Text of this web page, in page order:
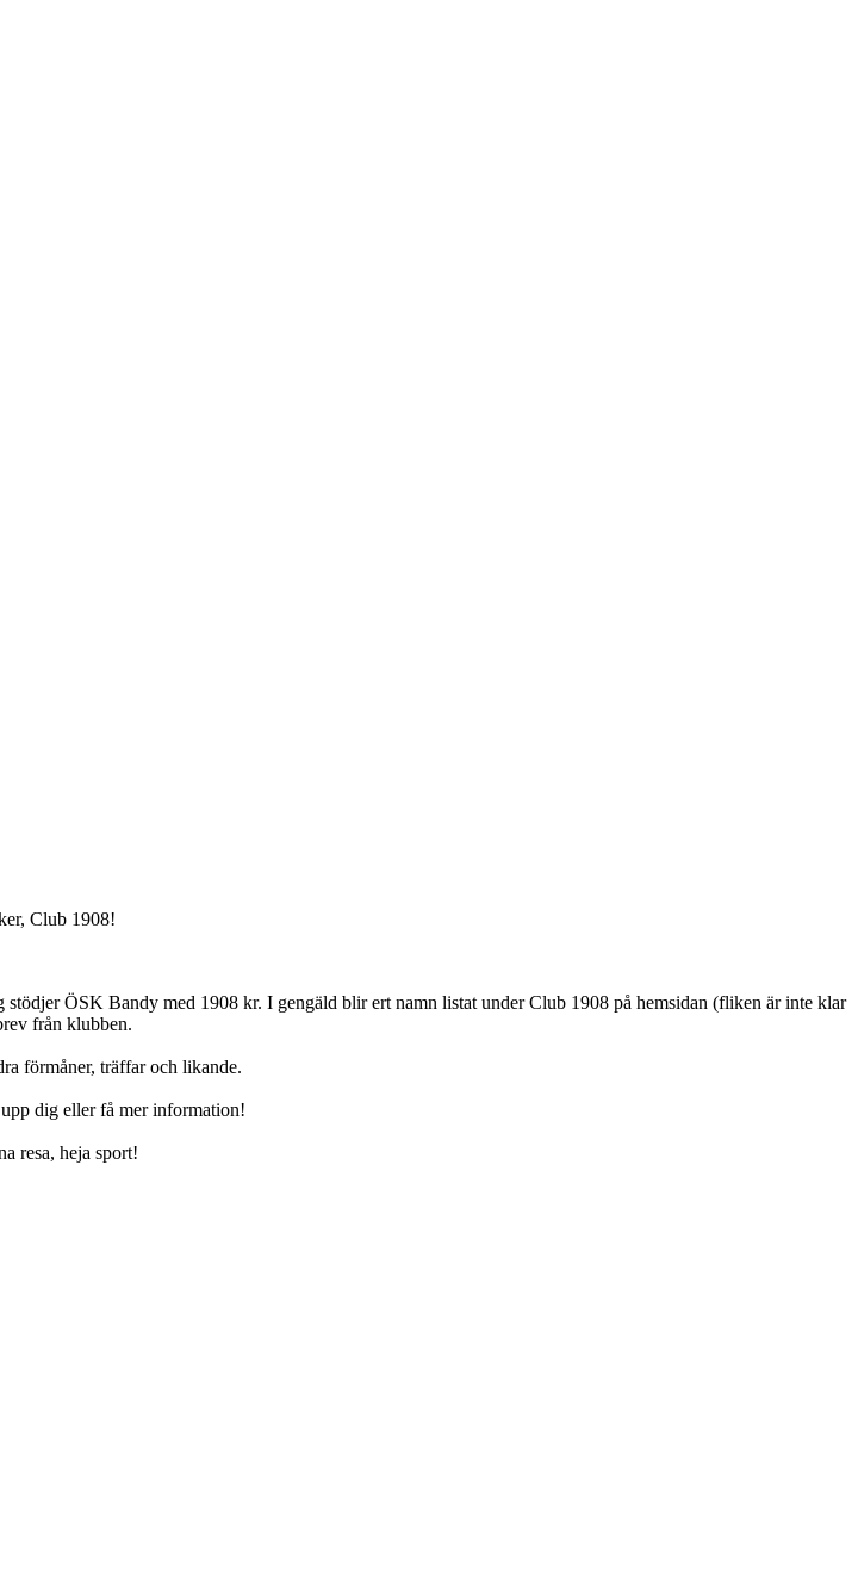
Club 1908!
ÖSK Bandy med 1908 kr. I gengäld blir ert namn listat under Club 1908 på hemsidan (fliken är inte klar
från klubben.
förmåner, träffar och likande.
dig eller få mer information!
resa, heja sport!